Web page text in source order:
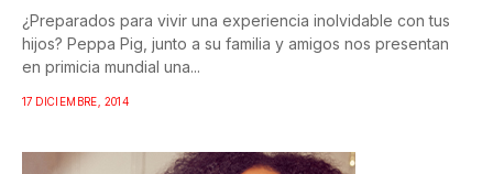
¿Preparados para vivir una experiencia inolvidable con tus
hijos? Peppa Pig, junto a su familia y amigos nos presentan
en primicia mundial una...
17 DICIEMBRE, 2014